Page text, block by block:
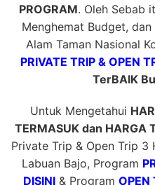
PROGRAM. Oleh Sebab
Menghemat Budget,
Alam Taman Nasional
PRIVATE TRIP & OPEN
TerBAIK
Untuk Mengetahui
TERMASUK dan HARGA
Private Trip & Open Trip 3
Labuan Bajo, Program
DISINI& Program OPEN